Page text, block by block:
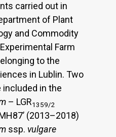
carried out in
of Plant
and Commodity
Farm
to the
in Lublin. Two
in the
– LGR1359/2
(2013–2018)
ssp. vulgare